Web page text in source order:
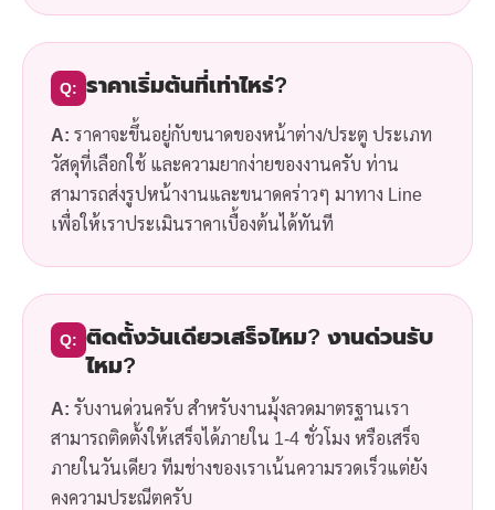
Q: ราคาเริ่มต้นที่เท่าไหร่?
A: ราคาจะขึ้นอยู่กับขนาดของหน้าต่าง/ประตู ประเภท
วัสดุที่เลือกใช้ และความยากง่ายของงานครับ ท่าน
สามารถส่งรูปหน้างานและขนาดคร่าวๆ มาทาง Line
เพื่อให้เราประเมินราคาเบื้องต้นได้ทันที
Q: ติดตั้งวันเดียวเสร็จไหม? งานด่วนรับ
ไหม?
A: รับงานด่วนครับ สำหรับงานมุ้งลวดมาตรฐานเรา
สามารถติดตั้งให้เสร็จได้ภายใน 1-4 ชั่วโมง หรือเสร็จ
ภายในวันเดียว ทีมช่างของเราเน้นความรวดเร็วแต่ยัง
คงความประณีตครับ